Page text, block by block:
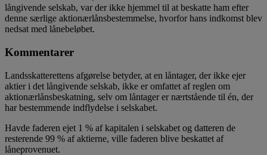
långivende selskab, var der ikke hjemmel til at beskatte ham efter
denne særlige aktionærlånsbestemmelse, hvorfor hans indkomst blev
nedsat med lånebeløbet.
Kommentarer
Landsskatterettens afgørelse betyder, at en låntager, der ikke ejer
aktier i det långivende selskab, ikke er omfattet af reglen om
aktionærlånsbeskatning, selv om låntager er nærtstående til én, der
har bestemmende indflydelse i selskabet.
Havde faderen ejet 1 % af kapitalen i selskabet og datteren de
resterende 99 % af aktierne, ville faderen blive beskattet af
låneprovenuet.